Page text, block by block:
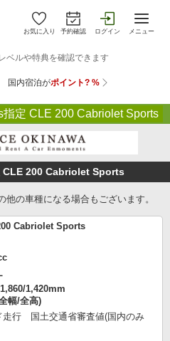
お気に入り 予約確認 ログイン メニュー
定 CLE 200 Cabriolet Sports
200 Cabriolet Sports
の車種になる場合もございます。
Cabriolet Sports
1,420mm
幅/全高)
走行 国土交通省審査値(国内のみ